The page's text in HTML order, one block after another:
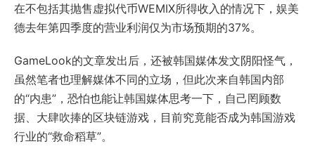
在不包括其抛售虚拟代币WEMIX所得收入的情况下，娱美
德去年第四季度的营业利润仅为市场预期的37%。
GameLook的文章发出后，还被韩国媒体发文阴阳怪气，
虽然笔者也理解媒体不同的立场，但此次来自韩国内部
的“内患”，恐怕也能让韩国媒体思考一下，自己罔顾数
据、大肆吹捧的区块链游戏，目前究竟能否成为韩国游戏
行业的“救命稻草”。